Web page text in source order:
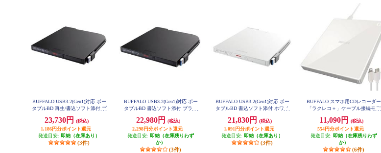
BUFFALO USB3.2(Gen1)対応 ポー
タブルBD 再生/書込ソフト添付 ブ
23,730円
(税込)
1,186円分ポイント還元
発送目安: 即納（在庫あり）
(3件)
BUFFALO USB3.2(Gen1)対応 ポー
タブルBD 書込ソフト添付 ブラッ
22,980円
(税込)
2,298円分ポイント還元
発送目安: 即納（在庫残りわず
か）
(3件)
BUFFALO USB3.2(Gen1)対応 ポー
タブルBD 書込ソフト添付 ホワイ
21,830円
(税込)
1,091円分ポイント還元
発送目安: 即納（在庫あり）
(3件)
BUFFALO スマホ用CDレコーダー
「ラクレコ＋」ケーブル接続モデ
11,090円
(税込)
554円分ポイント還元
発送目安: 即納（在庫残りわず
か）
(6件)